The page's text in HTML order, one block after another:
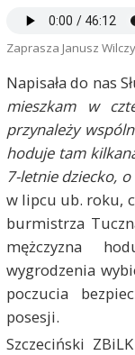
Zaprasza Janusz
Napisała do nas
mieszkam w
przynależy
hoduje tam
7-letnie dziecko,
w lipcu ub. roku,
burmistrza
mężczyzna
wygrodzenia
poczucia
posesji.
Szczeciński